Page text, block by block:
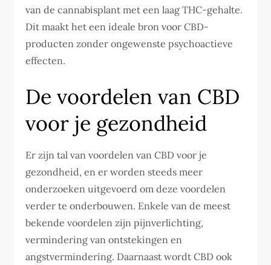
van de cannabisplant met een laag THC-gehalte.
Dit maakt het een ideale bron voor CBD-
producten zonder ongewenste psychoactieve
effecten.
De voordelen van CBD
voor je gezondheid
Er zijn tal van voordelen van CBD voor je
gezondheid, en er worden steeds meer
onderzoeken uitgevoerd om deze voordelen
verder te onderbouwen. Enkele van de meest
bekende voordelen zijn pijnverlichting,
vermindering van ontstekingen en
angstvermindering. Daarnaast wordt CBD ook